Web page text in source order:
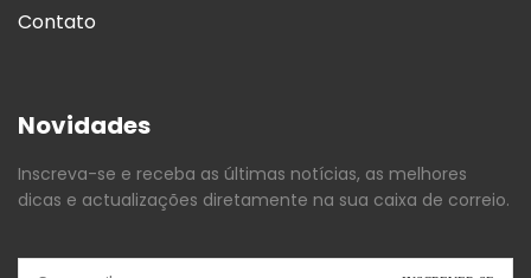
Contato
Novidades
Inscreva-se e receba as últimas notícias, as melhores
dicas e actualizações diretamente na sua caixa de correio.